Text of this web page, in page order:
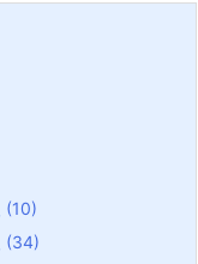
(10)
(34)